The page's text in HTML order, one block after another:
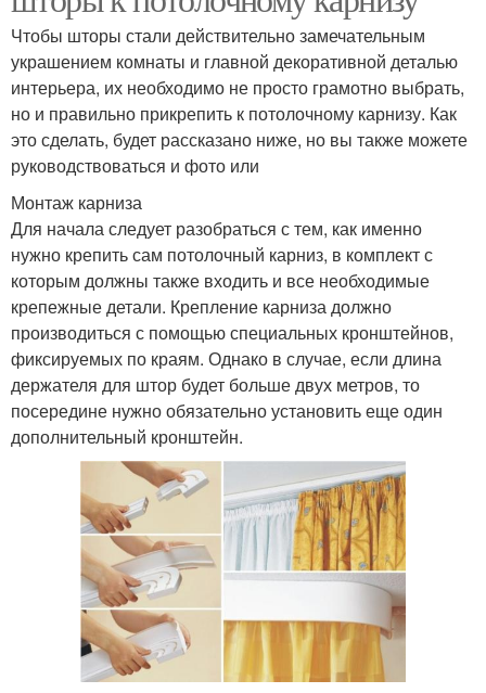
Чтобы шторы стали действительно замечательным
украшением комнаты и главной декоративной деталью
интерьера, их необходимо не просто грамотно выбрать,
но и правильно прикрепить к потолочному карнизу. Как
это сделать, будет рассказано ниже, но вы также можете
руководствоваться и фото или
Монтаж карниза
Для начала следует разобраться с тем, как именно
нужно крепить сам потолочный карниз, в комплект с
которым должны также входить и все необходимые
крепежные детали. Крепление карниза должно
производиться с помощью специальных кронштейнов,
фиксируемых по краям. Однако в случае, если длина
держателя для штор будет больше двух метров, то
посередине нужно обязательно установить еще один
дополнительный кронштейн.